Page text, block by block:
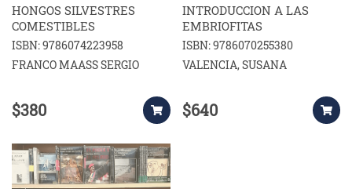
HONGOS SILVESTRES
COMESTIBLES
ISBN: 9786074223958
FRANCO MAASS SERGIO
$380
INTRODUCCION A LAS
EMBRIOFITAS
ISBN: 9786070255380
VALENCIA, SUSANA
$640